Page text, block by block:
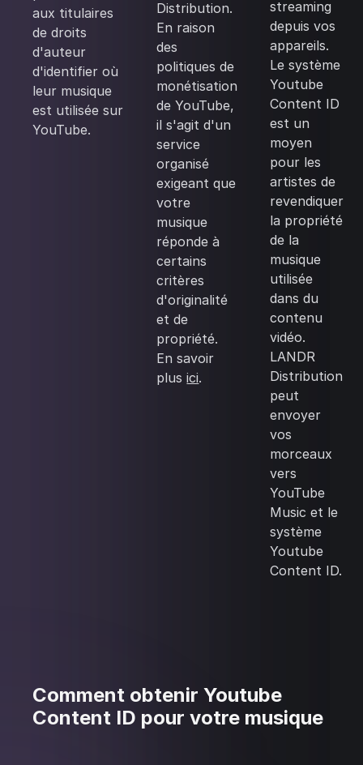
aux titulaires
de droits
d'auteur
d'identifier où
leur musique
est utilisée sur
YouTube.
Distribution.
En raison
des
politiques de
monétisation
de YouTube,
il s'agit d'un
service
organisé
exigeant que
votre
musique
réponde à
certains
critères
d'originalité
et de
propriété.
En savoir
plusici.
streaming
depuis vos
appareils.
Le système
Youtube
Content ID
est un
moyen
pour les
artistes de
revendiquer
la propriété
de la
musique
utilisée
dans du
contenu
vidéo.
LANDR
Distribution
peut
envoyer
vos
morceaux
vers
YouTube
Music et le
système
Youtube
Content ID.
Comment obtenir Youtube
Content ID pour votre musique